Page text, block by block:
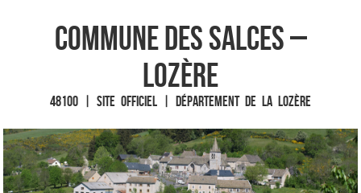
Commune des Salces –
Lozère
48100 | Site officiel | Département de la Lozère